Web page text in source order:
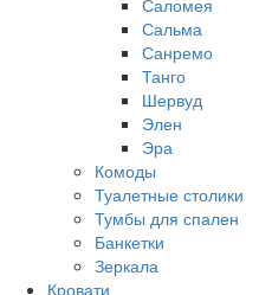
Саломея
Сальма
Санремо
Танго
Шервуд
Элен
Эра
Комоды
Туалетные столики
Тумбы для спален
Банкетки
Зеркала
Кровати